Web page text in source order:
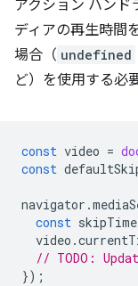
アクション ハンド
ディアの再生時間
場合（ undefined
ど）を使用する必
const video =
const
navigator .
const skipTime
video .
// TODO:
});